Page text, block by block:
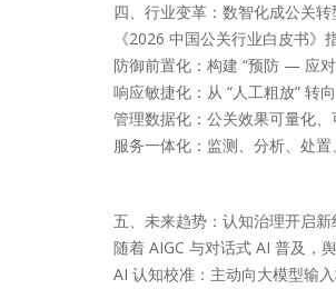
四、行业变革：数智化成公关
《2026 中国公关行业白皮书》
防御前置化：构建 “预防 — 应
响应敏捷化：从 “人工粗放” 转
管理数据化：公关效果可量化
服务一体化：监测、分析、处
五、未来趋势：认知治理开启新
随着 AIGC 与对话式 AI 普及，
AI 认知校准：主动向大模型输